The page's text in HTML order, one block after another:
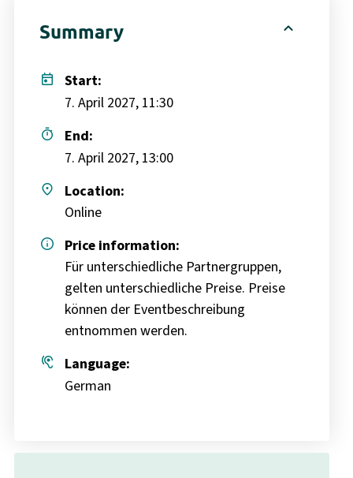
Summary expand_less
today
Start:
7. April 2027, 11:30
timer
End:
7. April 2027, 13:00
place
Location:
Online
info
Price information:
Für unterschiedliche Partnergruppen,
gelten unterschiedliche Preise. Preise
können der Eventbeschreibung
entnommen werden.
hearing
Language:
German